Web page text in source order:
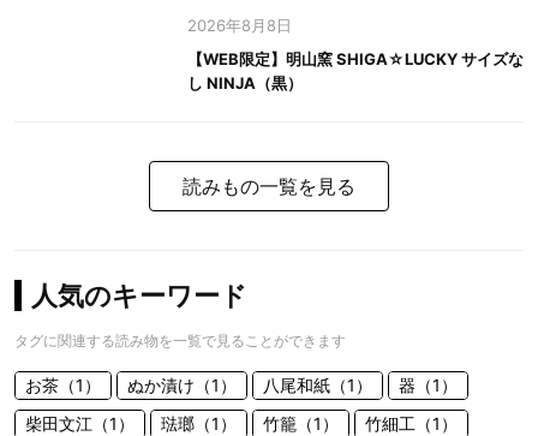
2026年8月8日
【WEB限定】明山窯 SHIGA☆LUCKY サイズな
し NINJA（黒）
読みもの一覧を見る
人気のキーワード
タグに関連する読み物を一覧で見ることができます
お茶（1） ぬか漬け（1） 八尾和紙（1）
器（1）
柴田文江（1）
琺瑯（1） 竹籠（1） 竹細工（1）